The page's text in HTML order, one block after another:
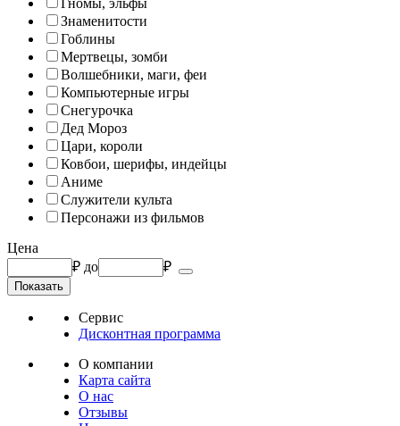
Гномы, эльфы
Знаменитости
Гоблины
Мертвецы, зомби
Волшебники, маги, феи
Компьютерные игры
Снегурочка
Дед Мороз
Цари, короли
Ковбои, шерифы, индейцы
Аниме
Служители культа
Персонажи из фильмов
Цена
₽ до ₽
Сервис
Дисконтная программа
О компании
Карта сайта
О нас
Отзывы